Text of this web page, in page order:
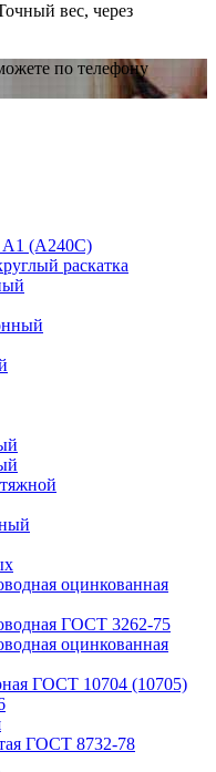
вес, через
по телефону
А1 (А240C)
раскатка
оцинкованная
ГОСТ 3262-75
оцинкованная
ГОСТ 10704 (10705)
ГОСТ 8732-78